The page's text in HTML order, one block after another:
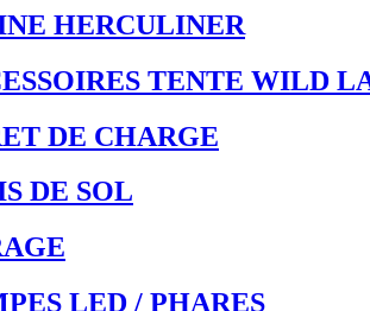
HERCULINER
TENTE WILD
DE CHARGE
DE SOL
LED / PHARES